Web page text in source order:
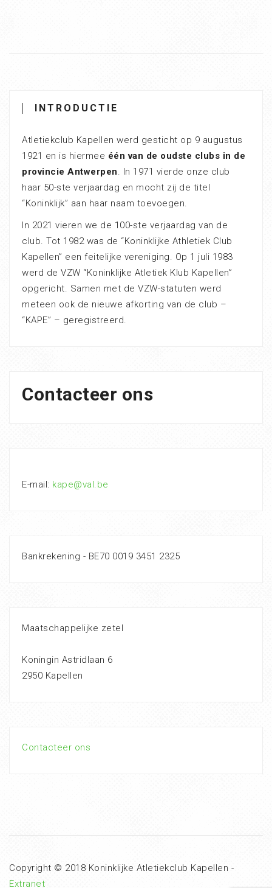
INTRODUCTIE
Atletiekclub Kapellen werd gesticht op 9 augustus
1921 en is hiermee één van de oudste clubs in de
provincie Antwerpen. In 1971 vierde onze club
haar 50-ste verjaardag en mocht zij de titel
“Koninklijk” aan haar naam toevoegen.
In 2021 vieren we de 100-ste verjaardag van de
club. Tot 1982 was de “Koninklijke Athletiek Club
Kapellen” een feitelijke vereniging. Op 1 juli 1983
werd de VZW “Koninklijke Atletiek Klub Kapellen”
opgericht. Samen met de VZW-statuten werd
meteen ook de nieuwe afkorting van de club –
“KAPE” – geregistreerd.
Contacteer ons
E-mail: kape@val.be
Bankrekening - BE70 0019 3451 2325
Maatschappelijke zetel
Koningin Astridlaan 6
2950 Kapellen
Contacteer ons
Copyright © 2018 Koninklijke Atletiekclub Kapellen -
Extranet